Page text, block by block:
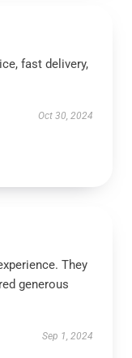
fast delivery,
Oct 30, 2024
They
generous
Sep 1, 2024